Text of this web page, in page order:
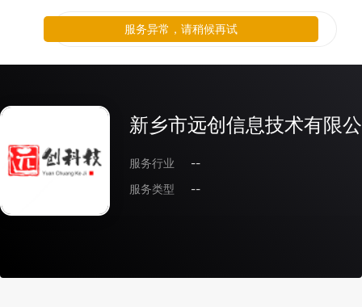
新乡市远创信息技术有限
服务行业
--
服务类型
--
服务异常，请稍候再试